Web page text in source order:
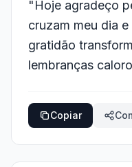
"Hoje agradeço
cruzam meu dia
gratidão
lembranças
Copiar